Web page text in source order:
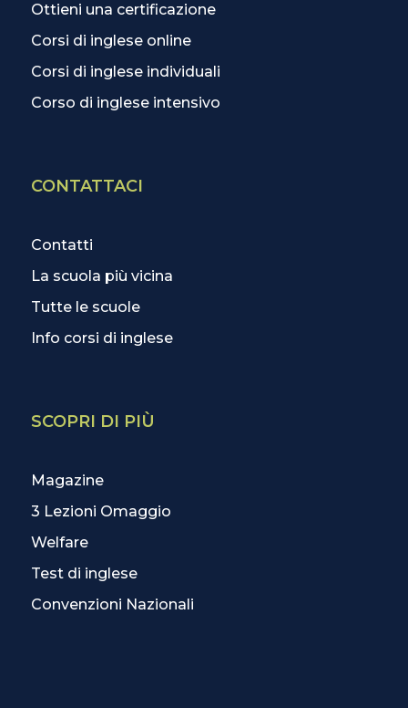
Ottieni una certificazione
Corsi di inglese online
Corsi di inglese individuali
Corso di inglese intensivo
CONTATTACI
Contatti
La scuola più vicina
Tutte le scuole
Info corsi di inglese
SCOPRI DI PIÙ
Magazine
3 Lezioni Omaggio
Welfare
Test di inglese
Convenzioni Nazionali